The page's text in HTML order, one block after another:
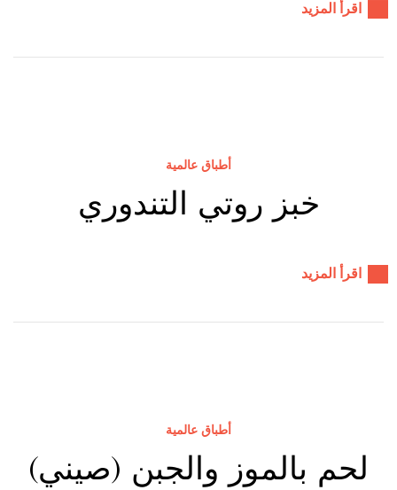
اقرأ المزيد
أطباق عالمية
خبز روتي التندوري
اقرأ المزيد
أطباق عالمية
لحم بالموز والجبن (صيني)